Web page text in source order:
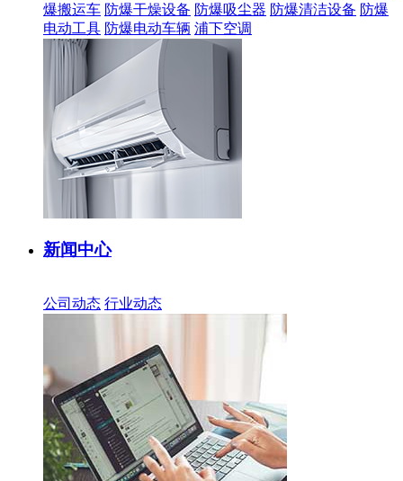
爆搬运车 防爆干燥设备 防爆吸尘器 防爆清洁设备 防爆
电动工具 防爆电动车辆 浦下空调
新闻中心
公司动态 行业动态